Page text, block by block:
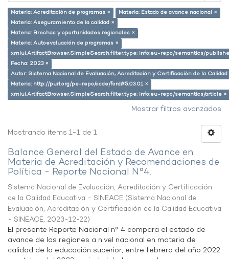
Materia: Acreditación de programas ×
Materia: Estado de avance nacional ×
Materia: Aseguramiento de la calidad ×
Materia: Brechas y oportunidades regionales ×
Materia: Autoevaluación de programas ×
xmlui.ArtifactBrowser.SimpleSearch.filter.type: info:eu-repo/semantics/
Fecha: 2023 ×
Autor: Sistema Nacional de Evaluación, Acreditación y Certificación de la
Materia: http://purl.org/pe-repo/ocde/ford#5.03.01 ×
xmlui.ArtifactBrowser.SimpleSearch.filter.type: info:eu-repo/semantics/article ×
Mostrar filtros avanzados
Mostrando ítems 1-1 de 1
Balance General del Estado de Avance en
Materia de Acreditación y Recomendaciones de
Política - Reporte Nacional N°4.
Sistema Nacional de Evaluación, Acreditación y Certificación
de la Calidad Educativa - SINEACE (Sistema Nacional de
Evaluación, Acreditación y Certificación de la Calidad Educativa
- SINEACE, 2023-12-22)
El presente Reporte Nacional n° 4 compara el estado de
avance de las regiones a nivel nacional en materia de
calidad de la educación superior, entre febrero del año 2022